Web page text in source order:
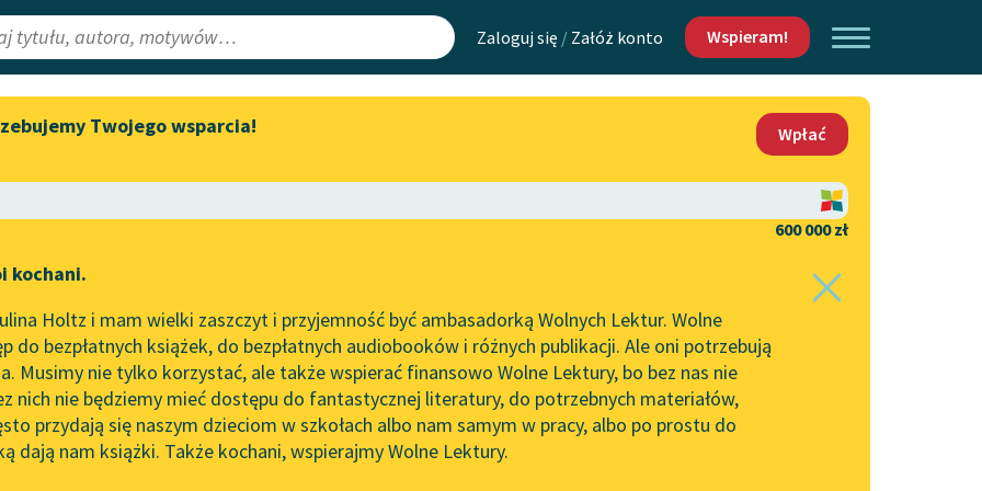
Zaloguj się / Załóż konto Wspieram!
Lektury
redakcyjne
Aktualności
Zapraszamy na spotkanie
literatury skandynawskiej
Wolne Lektury na 32.
Pol’and’Rock Festivalu
„Kochanek Lady Chatterley”
do słuchania na Wolnych
Lekturach
Nowy audiobook – „Marzenie
Mapa Wolnych Lektur
Leśmianator
API
OAI-PMH
Widget Wolnych Lektur
Kontakt
O projekcie
Zasady wykorzystania
Wolnych Lektur
Logotypy
Materiały promocyjne
Twojego wsparcia!
Wpłać
600 000 zł
kochani.
Holtz i mam wielki zaszczyt i przyjemność być ambasadorką Wolnych Lektur. Wolne
do bezpłatnych książek, do bezpłatnych audiobooków i różnych publikacji. Ale oni potrzebują
Musimy nie tylko korzystać, ale także wspierać finansowo Wolne Lektury, bo bez nas nie
nich nie będziemy mieć dostępu do fantastycznej literatury, do potrzebnych materiałów,
przydają się naszym dzieciom w szkołach albo nam samym w pracy, albo po prostu do
dają nam książki. Także kochani, wspierajmy Wolne Lektury.
(ojciec) ✖ Powieść✖